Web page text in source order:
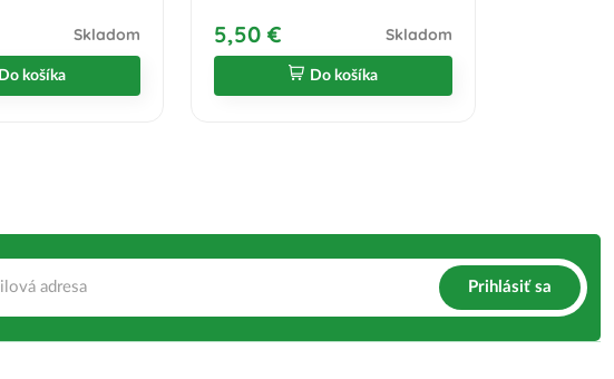
Skladom
Do košíka
5,50 € Skladom
Do košíka
Prihlásiť sa